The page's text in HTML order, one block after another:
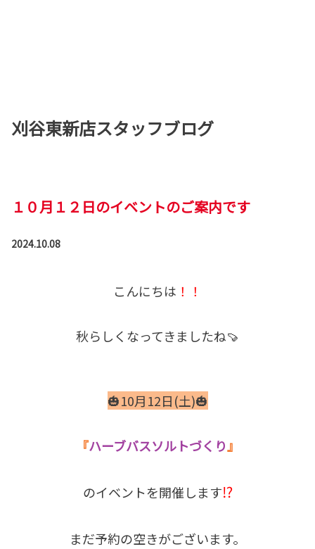
刈谷東新店スタッフブログ
１０月１２日のイベントのご案内です
2024.10.08
こんにちは ！！
秋らしくなってきましたね🍠
🎃10月12日(土)🎃
『ハーブバスソルトづくり』
のイベントを開催します⁉
まだ予約の空きがございます。